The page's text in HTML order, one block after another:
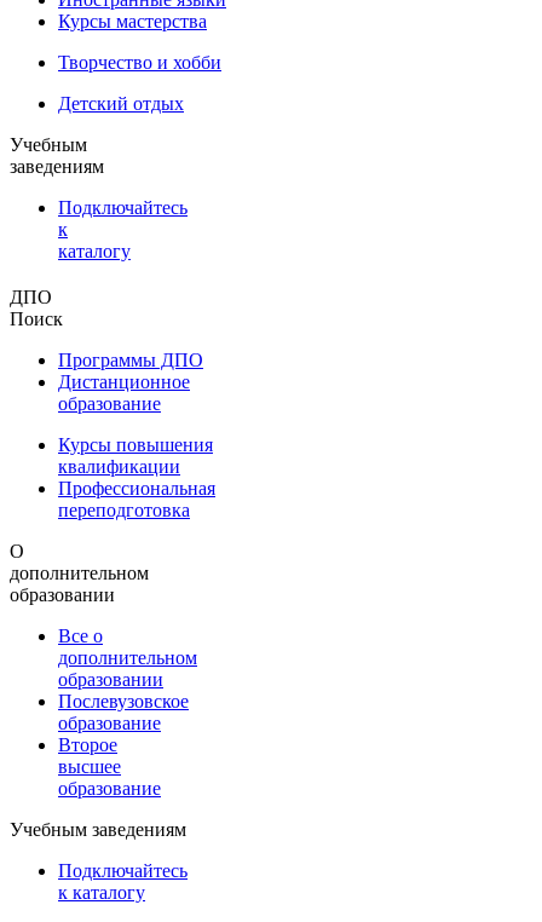
Курсы мастерства
Творчество и хобби
Детский отдых
Учебным
заведениям
Подключайтесь
к
каталогу
ДПО
Поиск
Программы ДПО
Дистанционное
образование
Курсы повышения
квалификации
Профессиональная
переподготовка
О
дополнительном
образовании
Все о
дополнительном
образовании
Послевузовское
образование
Второе
высшее
образование
Учебным заведениям
Подключайтесь
к каталогу